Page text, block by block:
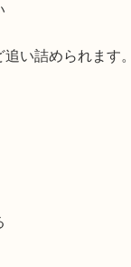
い詰められます。